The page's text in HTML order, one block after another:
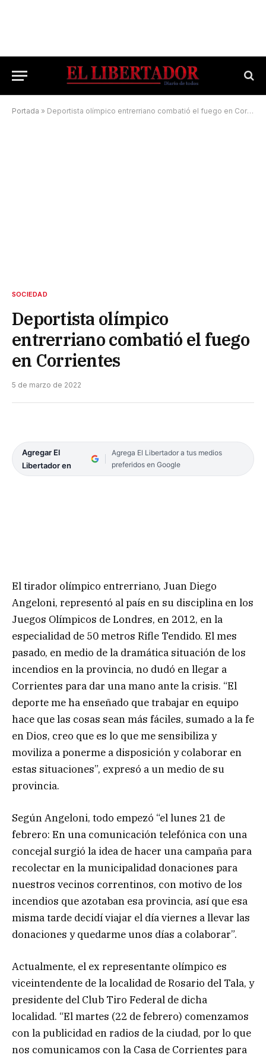
Portada » Deportista olímpico entrerriano combatió el fuego en Corrientes
SOCIEDAD
Deportista olímpico
entrerriano combatió el fuego
en Corrientes
5 de marzo de 2022
Agregar El
Libertador en
Agrega El Libertador a tus medios
preferidos en Google
El tirador olímpico entrerriano, Juan Diego
Angeloni, representó al país en su disciplina en los
Juegos Olímpicos de Londres, en 2012, en la
especialidad de 50 metros Rifle Tendido. El mes
pasado, en medio de la dramática situación de los
incendios en la provincia, no dudó en llegar a
Corrientes para dar una mano ante la crisis. “El
deporte me ha enseñado que trabajar en equipo
hace que las cosas sean más fáciles, sumado a la fe
en Dios, creo que es lo que me sensibiliza y
moviliza a ponerme a disposición y colaborar en
estas situaciones”, expresó a un medio de su
provincia.
Según Angeloni, todo empezó “el lunes 21 de
febrero: En una comunicación telefónica con una
concejal surgió la idea de hacer una campaña para
recolectar en la municipalidad donaciones para
nuestros vecinos correntinos, con motivo de los
incendios que azotaban esa provincia, así que esa
misma tarde decidí viajar el día viernes a llevar las
donaciones y quedarme unos días a colaborar”.
Actualmente, el ex representante olímpico es
viceintendente de la localidad de Rosario del Tala, y
presidente del Club Tiro Federal de dicha
localidad. “El martes (22 de febrero) comenzamos
con la publicidad en radios de la ciudad, por lo que
nos comunicamos con la Casa de Corrientes para